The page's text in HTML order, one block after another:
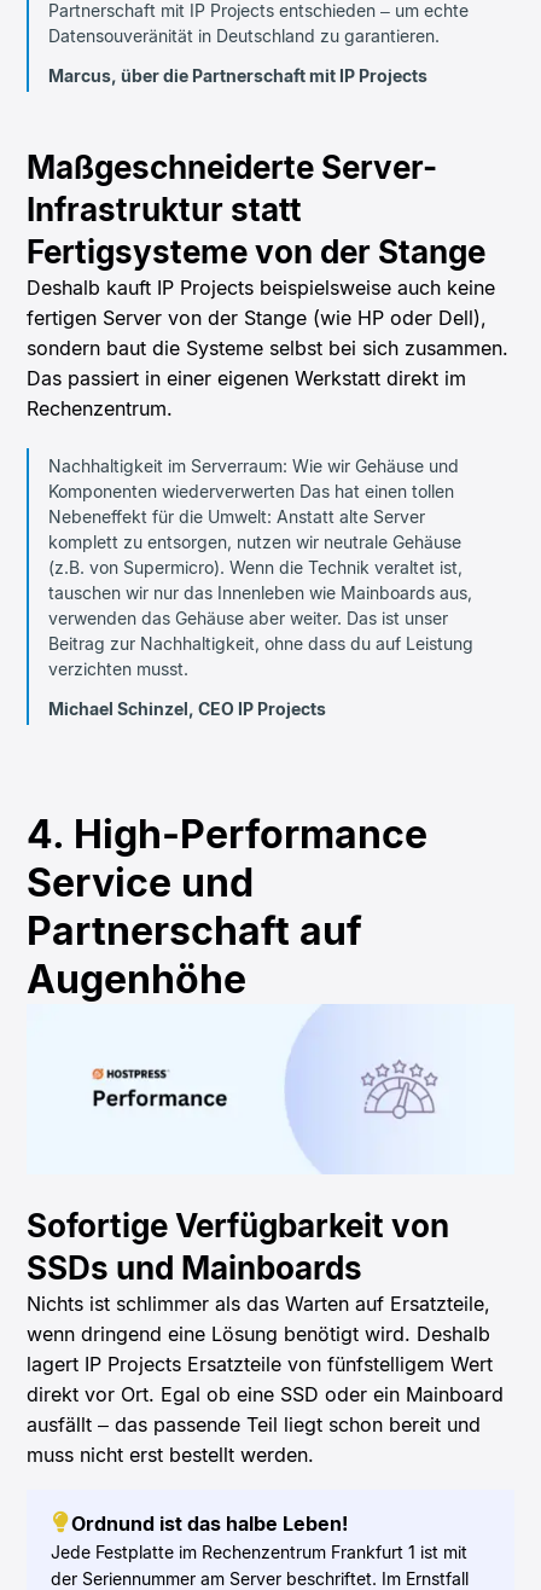
Partnerschaft mit IP Projects entschieden – um echte
Datensouveränität in Deutschland zu garantieren.
Marcus, über die Partnerschaft mit IP Projects
Maßgeschneiderte Server-
Infrastruktur statt
Fertigsysteme von der Stange
Deshalb kauft IP Projects beispielsweise auch keine
fertigen Server von der Stange (wie HP oder Dell),
sondern baut die Systeme selbst bei sich zusammen.
Das passiert in einer eigenen Werkstatt direkt im
Rechenzentrum.
Nachhaltigkeit im Serverraum: Wie wir Gehäuse und
Komponenten wiederverwerten Das hat einen tollen
Nebeneffekt für die Umwelt: Anstatt alte Server
komplett zu entsorgen, nutzen wir neutrale Gehäuse
(z.B. von Supermicro). Wenn die Technik veraltet ist,
tauschen wir nur das Innenleben wie Mainboards aus,
verwenden das Gehäuse aber weiter. Das ist unser
Beitrag zur Nachhaltigkeit, ohne dass du auf Leistung
verzichten musst.
Michael Schinzel, CEO IP Projects
4. High-Performance
Service und
Partnerschaft auf
Augenhöhe
Sofortige Verfügbarkeit von
SSDs und Mainboards
Nichts ist schlimmer als das Warten auf Ersatzteile,
wenn dringend eine Lösung benötigt wird. Deshalb
lagert IP Projects Ersatzteile von fünfstelligem Wert
direkt vor Ort. Egal ob eine SSD oder ein Mainboard
ausfällt – das passende Teil liegt schon bereit und
muss nicht erst bestellt werden.
Ordnund ist das halbe Leben!
Jede Festplatte im Rechenzentrum Frankfurt 1 ist mit
der Seriennummer am Server beschriftet. Im Ernstfall